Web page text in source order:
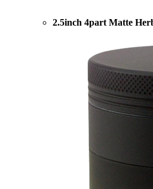
2.5inch 4part Matte